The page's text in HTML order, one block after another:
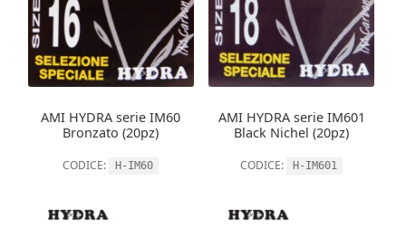
opzioni
possono
essere
scelte
pagina
opzioni
possono
essere
scelte
pagina
del
AMI HYDRA serie IM60
Bronzato (20pz)
CODICE: H-IM60
AMI HYDRA serie IM601
Black Nichel (20pz)
CODICE: H-IM601